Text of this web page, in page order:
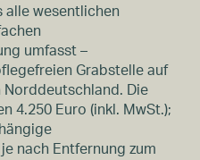
alle wesentlichen
umfasst –
Grabstelle auf
Die
4.250 Euro (inkl. MwSt.);
nach Entfernung zum